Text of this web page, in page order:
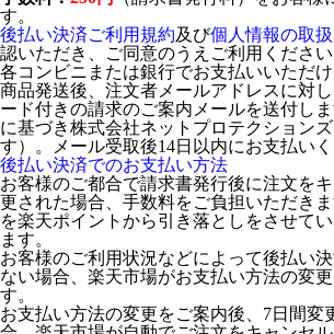
す。
後払い決済ご利用規約及び個人情報の取
認いただき、ご同意のうえご利用ください
各コンビニまたは銀行でお支払いいただけ
商品発送後、注文者メールアドレスに対
ード付きの請求のご案内メールを送付し
に基づき株式会社ネットプロテクション
す）。メール受取後14日以内にお支払いく
後払い決済でのお支払い方法
お客様のご都合で請求書発行後に注文を
更された場合、手数料をご負担いただき
を楽天ポイントから引き落としをさせて
ます。
お客様のご利用状況などによって後払い
ない場合、楽天市場がお支払い方法の変
す。
お支払い方法の変更をご案内後、7日間変